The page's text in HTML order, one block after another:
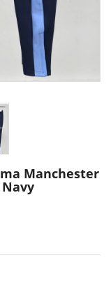
Manchester